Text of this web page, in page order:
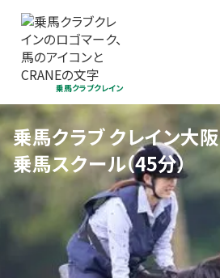
乗馬クラブクレイン
乗馬クラブ クレイン大阪
乗馬スクール（45分）